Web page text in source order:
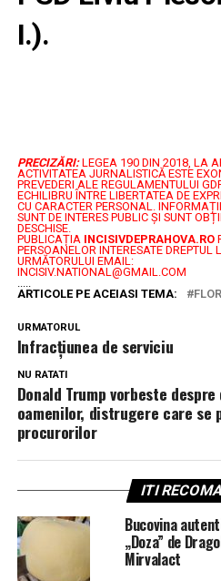
I.).
PRECIZĂRI: LEGEA 190 DIN 2018, LA
ACTIVITATEA JURNALISTICĂ ESTE
PREVEDERI ALE REGULAMENTULUI
ECHILIBRU ÎNTRE LIBERTATEA DE
CU CARACTER PERSONAL.
SUNT DE INTERES PUBLIC ȘI SUNT
DESCHISE.
PUBLICAȚIA INCISIVDEPRAHOVA.RO
PERSOANELOR INTERESATE DREPTUL
URMĂTORULUI EMAIL:
INCISIV.NATIONAL@GMAIL.COM
ARTICOLE PE ACEIASI TEMA:
URMATORUL
Infracțiunea de serviciu
NU RATATI
Donald Trump vorbeste
oamenilor, distrugere care se
procurorilor
ITI
Bucovina
„Doza” de
Mirvalact